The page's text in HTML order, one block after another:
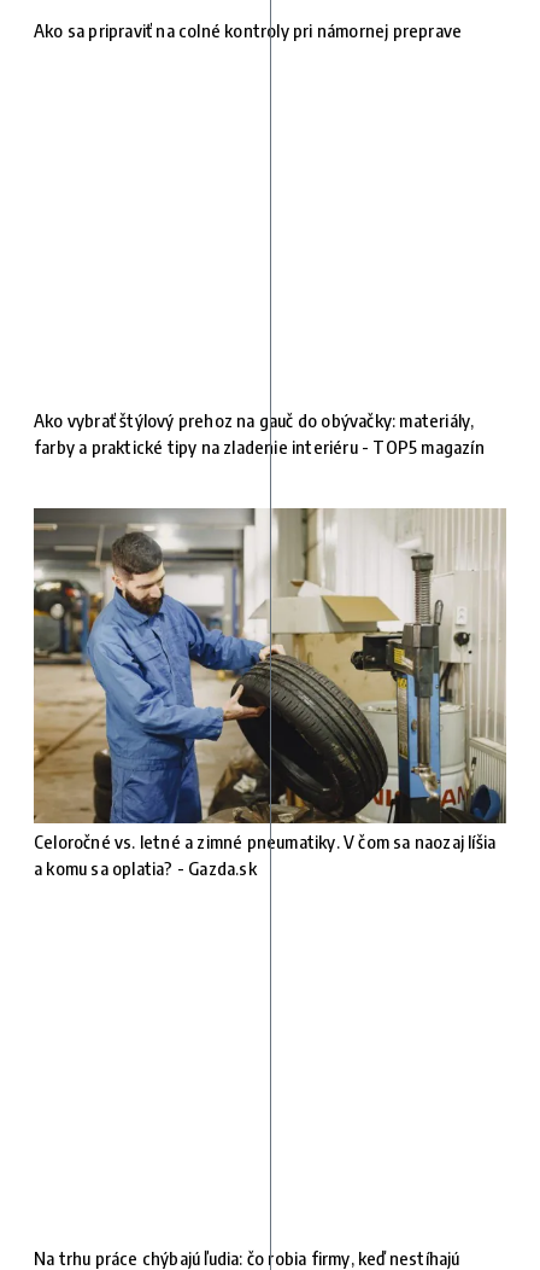
Ako sa pripraviť na colné kontroly pri námornej preprave
Ako vybrať štýlový prehoz na gauč do obývačky: materiály,
farby a praktické tipy na zladenie interiéru - TOP5 magazín
Celoročné vs. letné a zimné pneumatiky. V čom sa naozaj líšia
a komu sa oplatia? - Gazda.sk
Na trhu práce chýbajú ľudia: čo robia firmy, keď nestíhajú